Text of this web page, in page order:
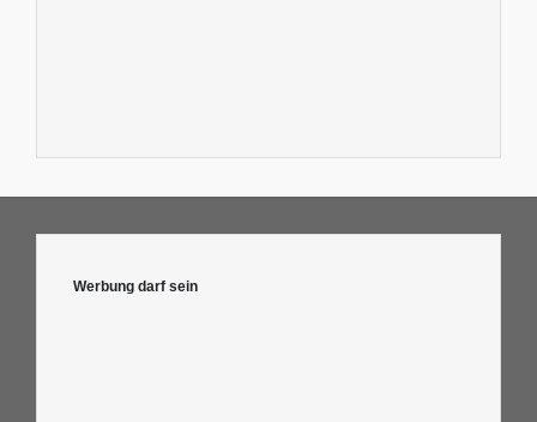
Werbung darf sein